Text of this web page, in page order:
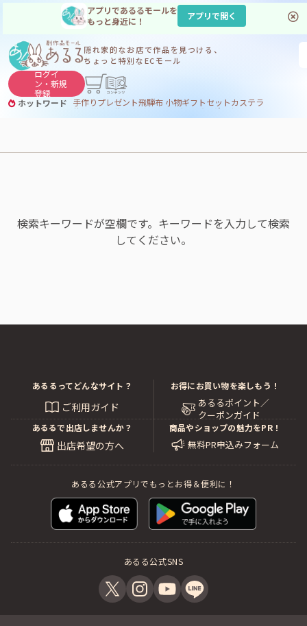
アプリであるるモールを
もっと身近に！
アプリで開く
隠れ家的なお店で作品を見つける、
ちょっと特別なECモール
ログイ
ン・新規
登録
ホットワード 手作りプレゼント飛騨布 小物ギフトセットカステラ
サヌカイト コーヒー ジンギスカン
検索キーワードが空欄です。キーワードを入力して検索
してください。
あるるってどんなサイト？
ご利用ガイド
お得にお買い物を楽しもう！
あるるポイント／
クーポンガイド
あるるで出店しませんか？
出店希望の方へ
商品やショップの魅力をPR！
無料PR申込みフォーム
あるる公式アプリでもっとお得＆便利に！
あるる公式SNS